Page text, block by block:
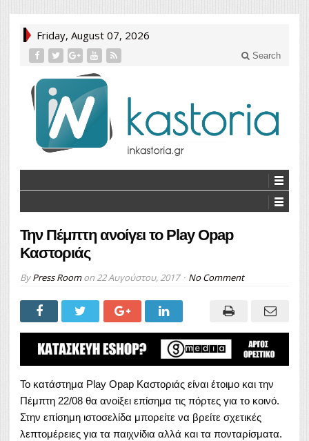
Friday, August 07, 2026
Search
Την Πέμπτη ανοίγει το Play Opap
Καστοριάς
ByPress Roomon 22 Αυγούστου, 2017 No Comment
Το κατάστημα Play Opap Καστοριάς είναι έτοιμο και την
Πέμπτη 22/08 θα ανοίξει επίσημα τις πόρτες για το κοινό.
Στην επίσημη ιστοσελίδα μπορείτε να βρείτε σχετικές
λεπτομέρειες για τα παιχνίδια αλλά και τα πονταρίσματα.